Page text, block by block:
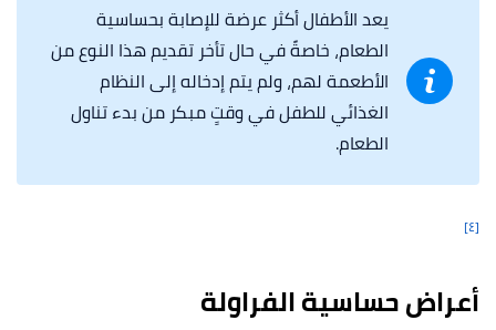
يعد الأطفال أكثر عرضة للإصابة بحساسية
الطعام، خاصةً في حال تأخر تقديم هذا النوع من
الأطعمة لهم، ولم يتم إدخاله إلى النظام
الغذائي للطفل في وقتٍ مبكر من بدء تناول
الطعام.
[٤]
أعراض حساسية الفراولة